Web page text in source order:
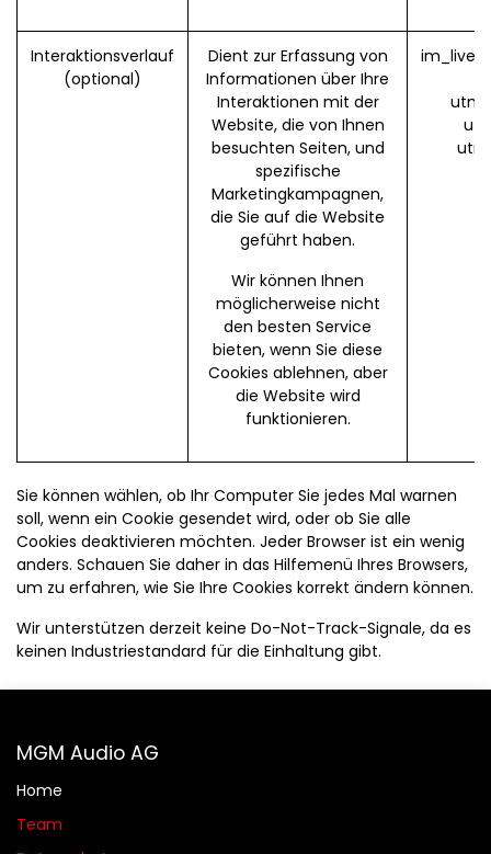
Interaktionsverlauf
(optional)
Dient zur Erfassung von
Informationen über Ihre
Interaktionen mit der
Website, die von Ihnen
besuchten Seiten, und
spezifische
Marketingkampagnen,
die Sie auf die Website
geführt haben.
Wir können Ihnen
möglicherweise nicht
den besten Service
bieten, wenn Sie diese
Cookies ablehnen, aber
die Website wird
funktionieren.
Sie können wählen, ob Ihr Computer Sie jedes Mal warnen
soll, wenn ein Cookie gesendet wird, oder ob Sie alle
Cookies deaktivieren möchten. Jeder Browser ist ein wenig
anders. Schauen Sie daher in das Hilfemenü Ihres Browsers,
um zu erfahren, wie Sie Ihre Cookies korrekt ändern können.
Wir unterstützen derzeit keine Do-Not-Track-Signale, da es
keinen Industriestandard für die Einhaltung gibt.
MGM Audio AG
Home
Team